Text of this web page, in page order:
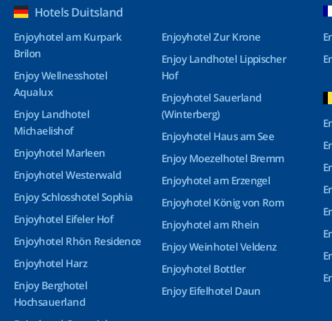
Hotels Duitsland
Enjoyhotel am Kurpark
Brilon
Enjoy Wellnesshotel
Aqualux
Enjoy Landhotel
Michaelishof
Enjoyhotel Marleen
Enjoyhotel Westerwald
Enjoy Schlosshotel Sophia
Enjoyhotel Eifeler Hof
Enjoyhotel Rhön Residence
Enjoyhotel Harz
Enjoy Berghotel
Hochsauerland
Enjoyhotel Zur Krone
Enjoy Landhotel Lippischer
Hof
Enjoyhotel Sauerland
(Winterberg)
Enjoyhotel Haus am See
Enjoy Moezelhotel Bremm
Enjoyhotel am Erzengel
Enjoyhotel König von Rom
Enjoyhotel am Rhein
Enjoy Weinhotel Veldenz
Enjoyhotel Bottler
Enjoy Eifelhotel Daun